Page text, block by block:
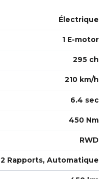
Électrique
1 E-motor
295 ch
210 km/h
6.4 sec
450 Nm
RWD
2 Rapports, Automatique